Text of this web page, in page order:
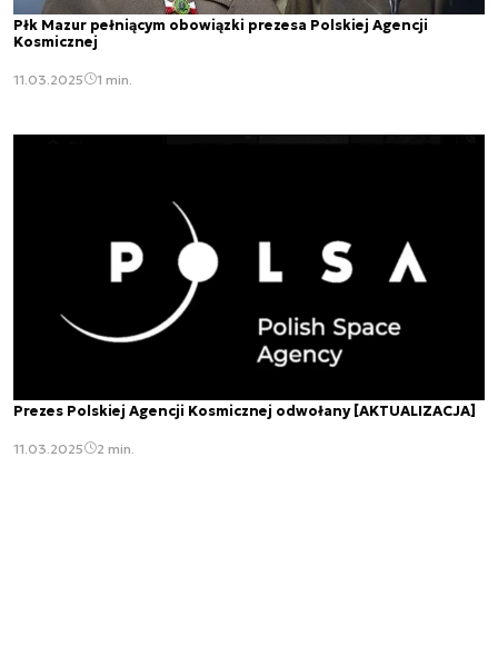
Płk Mazur pełniącym obowiązki prezesa Polskiej Agencji
Kosmicznej
11.03.2025 1 min.
Prezes Polskiej Agencji Kosmicznej odwołany [AKTUALIZACJA]
11.03.2025 2 min.